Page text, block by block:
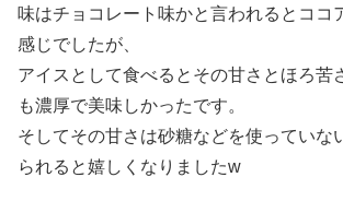
味はチョコレート味かと言われるとココ
感じでしたが、
アイスとして食べるとその甘さとほろ苦
も濃厚で美味しかったです。
そしてその甘さは砂糖などを使っていな
られると嬉しくなりましたw